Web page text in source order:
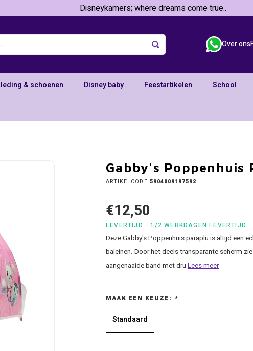
Disneykamers; where dreams come true..
Over ons
& schoenen Disney baby Feestartikelen School
Gabby's Poppenhuis
ARTIKELCODE 5904009197592
€12,50
LEVERTIJD - 1/2 WERKDAGEN LEVERTIJD
Deze Gabby's Poppenhuis paraplu is altijd een
baleinen. Door het deels transparante scherm
aangenaaide band met dru Lees meer
MAAK EEN KEUZE: *
Standaard